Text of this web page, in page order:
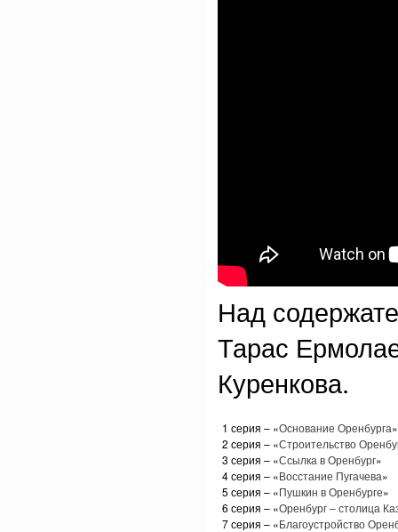
Над
Тарас
Куренкова.
1 серия – «Основание Оренбурга»
2 серия – «Строительство
3 серия – «Ссылка в Оренбург»
4 серия – «Восстание Пугачева»
5 серия – «Пушкин в Оренбурге»
6 серия – «Оренбург – столица
7 серия – «Благоустройство